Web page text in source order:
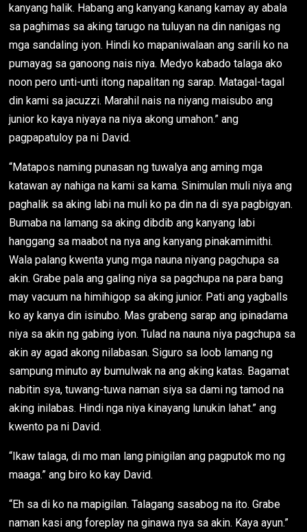
kanyang halik. Habang ang kanyang kanang kamay ay abala
sa paghimas sa aking tarugo na tuluyan na din nanigas ng
mga sandaling iyon. Hindi ko mapaniwalaan ang sarili ko na
pumayag sa ganoong nais niya. Medyo kabado talaga ako
noon pero unti-unti itong napalitan ng sarap. Matagal-tagal
din kami sa jacuzzi. Marahil nais na niyang maisubo ang
junior ko kaya niyaya na niya akong umahon.” ang
pagpapatuloy pa ni David.
“Matapos naming punasan ng tuwalya ang aming mga
katawan ay nahiga na kami sa kama. Sinimulan muli niya ang
paghalik sa aking labi na muli ko pa din na di sya pagbigyan.
Bumaba na lamang sa aking dibdib ang kanyang labi
hanggang sa maabot na nya ang kanyang pinakamimithi.
Wala palang kwenta yung mga nauna niyang pagchupa sa
akin. Grabe pala ang galing niya sa pagchupa na para bang
may vacuum na himihigop sa aking junior. Pati ang yagballs
ko ay kanya din isinubo. Mas grabeng sarap ang ipinadama
niya sa akin ng gabing iyon. Tulad na nauna niya pagchupa sa
akin ay agad akong nilabasan. Siguro sa loob lamang ng
sampung minuto ay bumulwak na ang aking katas. Bagamat
nabitin sya, tuwang-tuwa naman siya sa dami ng tamod na
aking inilabas. Hindi nga niya kinayang lunukin lahat.” ang
kwento pa ni David.
“Ikaw talaga, di mo man lang pinigilan ang pagputok mo ng
maaga.” ang biro ko kay David.
“Eh sa di ko na mapigilan. Talagang sasabog na ito. Grabe
naman kasi ang foreplay na ginawa nya sa akin. Kaya ayun.”